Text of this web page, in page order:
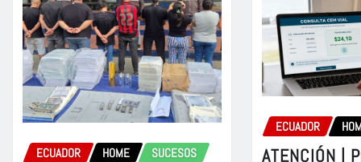
ECUADOR HOME SUCESOS
ECUADOR
ATENCIÓN |